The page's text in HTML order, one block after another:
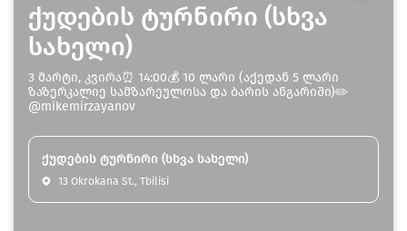
ქუდების ტურნირი (სხვა
სახელი)
3 მარტი, კვირა⏰ 14:00💰 10 ლარი (აქედან 5 ლარი
ზაზერკალიე სამზარეულოსა და ბარის ანგარიში)✏️
@mikemirzayanov
ქუდების ტურნირი (სხვა სახელი)
13 Okrokana St., Tbilisi